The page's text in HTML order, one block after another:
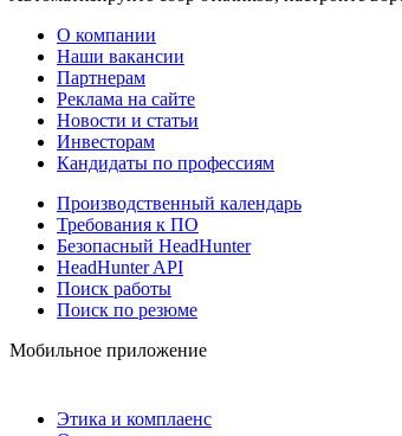
О компании
Наши вакансии
Партнерам
Реклама на сайте
Новости и статьи
Инвесторам
Кандидаты по профессиям
Производственный календарь
Требования к ПО
Безопасный HeadHunter
HeadHunter API
Поиск работы
Поиск по резюме
Мобильное приложение
Этика и комплаенс